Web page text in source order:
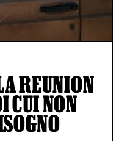
REUNION
CUI NON